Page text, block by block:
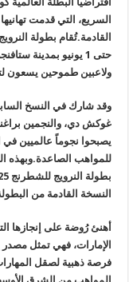
السريع، التي قدمت
حتى 1 يونيو بمدينة
ولاعبين طموحين يسعون
وقد شارك في النسخ
غوكش دي، والنجمين
يصبحوا نجوماً عالميين في
للمواهب الصاعدة.وبهذه
النسخة القادمة من
أهنئ رُوضة على إنجازها
الإمارات، فهي تمثل
فرصة ذهبية لصقل